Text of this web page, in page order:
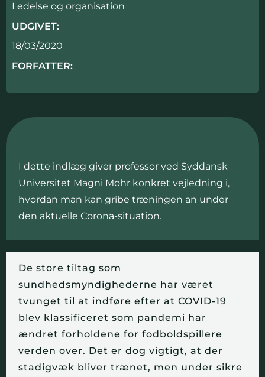
I dette indlæg giver professor ved Syddansk
Universitet Magni Mohr konkret vejledning i,
hvordan man kan gribe træningen an under
den aktuelle Corona-situation.
De store tiltag som
sundhedsmyndighederne har været
tvunget til at indføre efter at COVID-19
blev klassificeret som pandemi har
ændret forholdene for fodboldspillere
verden over. Det er dog vigtigt, at der
stadigvæk bliver trænet, men under sikre
Ledelse og organisation
UDGIVET:
18/03/2020
FORFATTER: